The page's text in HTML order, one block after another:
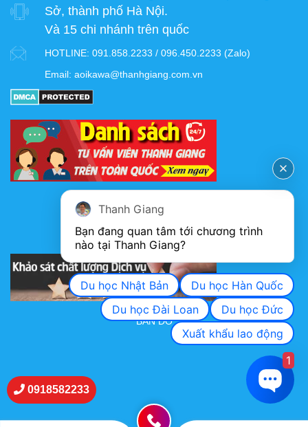
Sở, thành phố Hà Nội.
Và 15 chi nhánh trên quốc
HOTLINE: 091.858.2233 / 096.450.2233 (Zalo)
Email: aoikawa@thanhgiang.com.vn
KHẢO SÁT CHẤT LƯỢNG DỊCH VỤ
BẢN ĐỒ
0918582233
Thanh Giang
Bạn đang quan tâm tới chương trình
nào tại Thanh Giang?
Du học Nhật Bản
Du học Hàn Quốc
Du học Đài Loan
Du học Đức
Xuất khẩu lao động
1